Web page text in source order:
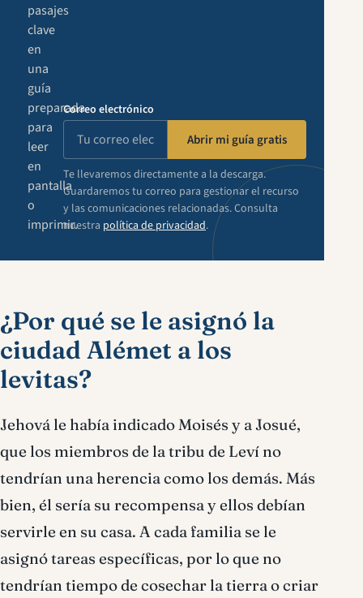
pasajes
clave
en
una
guía
preparada
para
leer
en
pantalla
o
imprimir.
Correo electrónico
Abrir mi guía gratis
Te llevaremos directamente a la descarga.
Guardaremos tu correo para gestionar el recurso
y las comunicaciones relacionadas. Consulta
nuestra política de privacidad.
¿Por qué se le asignó la
ciudad Alémet a los
levitas?
Jehová le había indicado Moisés y a Josué,
que los miembros de la tribu de Leví no
tendrían una herencia como los demás. Más
bien, él sería su recompensa y ellos debían
servirle en su casa. A cada familia se le
asignó tareas específicas, por lo que no
tendrían tiempo de cosechar la tierra o criar